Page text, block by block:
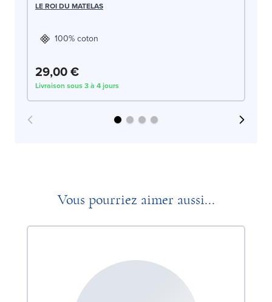
LE ROI DU MATELAS
100% coton
29,00 €
Livraison sous 3 à 4 jours
Vous pourriez aimer aussi...